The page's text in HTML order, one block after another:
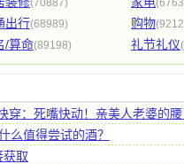
(70887)
出行(68989) 购物
/算命(89198) 礼节礼仪
穿：死嘴快动！亲美人老婆的
么值得尝试的酒？
获取